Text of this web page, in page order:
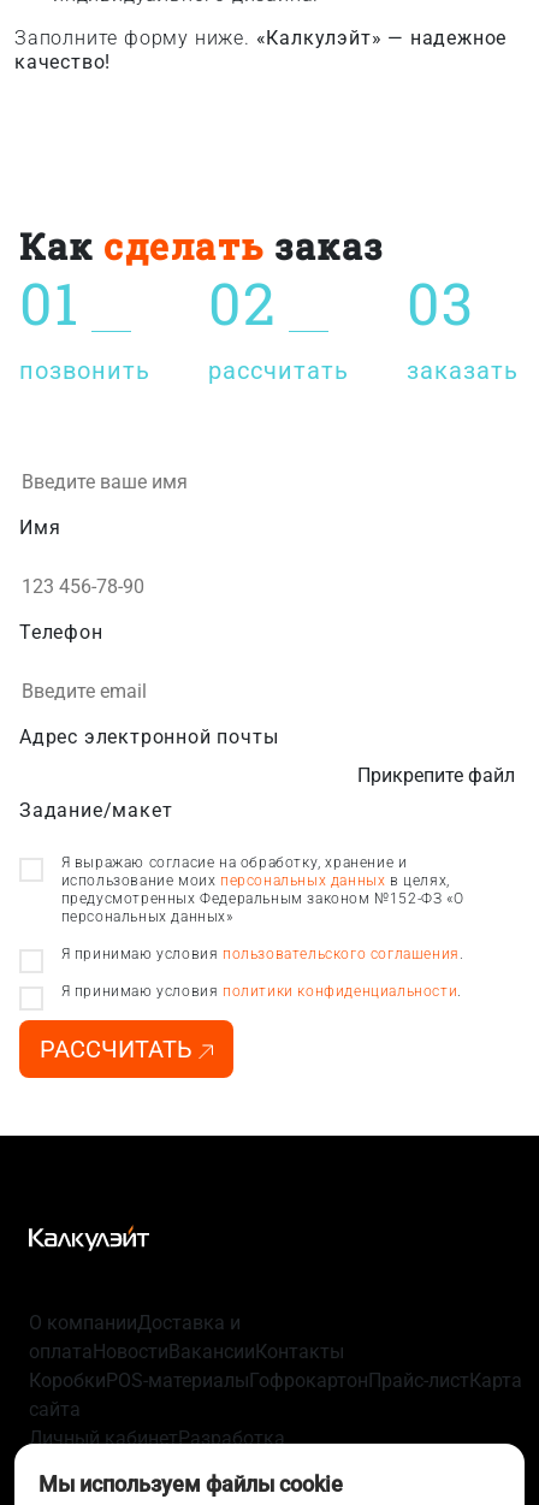
Заполните форму ниже. «Калкулэйт» — надежное
качество!
Как сделать заказ
01
позвонить
02
рассчитать
03
заказать
Имя
Телефон
Адрес электронной почты
Задание/макет
Прикрепите файл
Я выражаю согласие на обработку, хранение и
использование моих персональных данных в целях,
предусмотренных Федеральным законом №152-ФЗ «О
персональных данных»
Я принимаю условия пользовательского соглашения .
Я принимаю условия политики конфиденциальности.
РАССЧИТАТЬ
О компанииДоставка и
оплата Новости Вакансии Контакты
Коробки POS-материалы Гофрокартон Прайс-лист Карта
сайта
Личный кабинетРазработка
конфиденциальностиПользовательское
Мы используем файлы cookie